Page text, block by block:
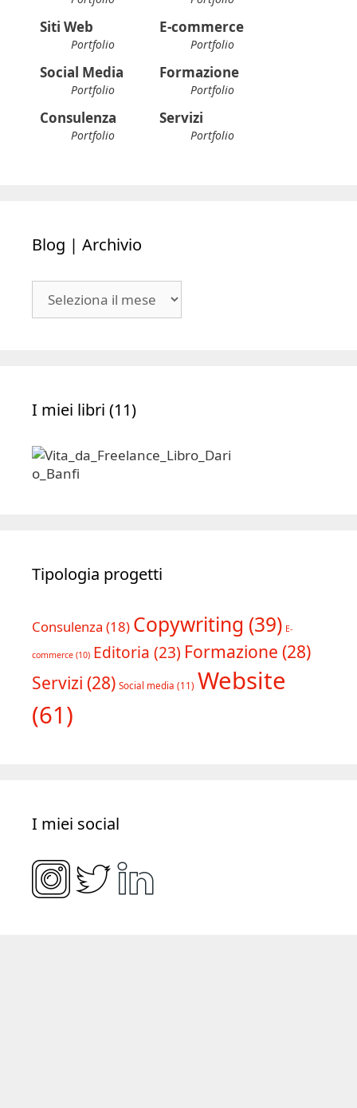
Siti Web
Portfolio
E-commerce
Portfolio
Social Media
Portfolio
Formazione
Portfolio
Consulenza
Portfolio
Servizi
Portfolio
Blog | Archivio
I miei libri (11)
Tipologia progetti
Consulenza (18) Copywriting (39) E-
commerce (10) Editoria (23) Formazione (28)
Servizi (28) Social media (11) Website
(61)
I miei social